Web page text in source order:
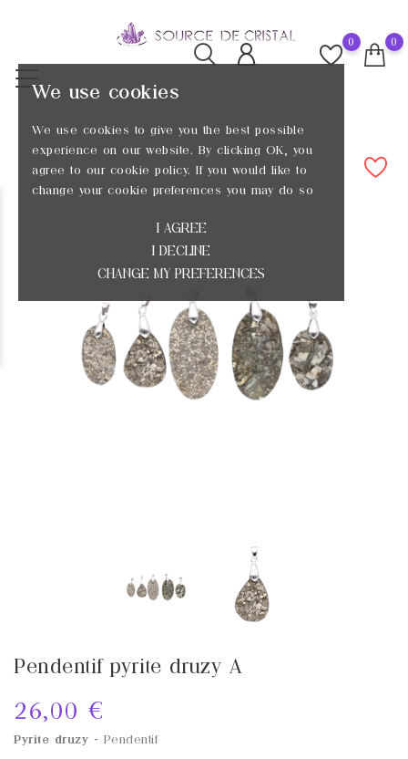
We use cookies
We use cookies to give you the best possible
experience on our website. By clicking OK, you
agree to our cookie policy. If you would like to
change your cookie preferences you may do so
I AGREE
I DECLINE
CHANGE MY PREFERENCES
0
0
Pendentif pyrite druzy A
26,00 €
Pyrite druzy - Pendentif